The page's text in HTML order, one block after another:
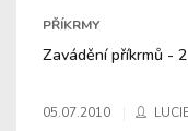
PŘÍKRMY
Zavádění příkrmů -
05.07.2010